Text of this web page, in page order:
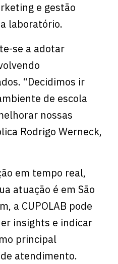
e gestão
laboratório.
se a adotar
“Decidimos ir
de escola
nossas
Rodrigo Werneck,
em tempo real,
atuação é em São
a CUPOLAB pode
insights e indicar
principal
atendimento.